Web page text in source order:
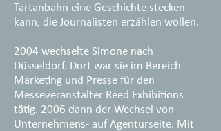
Tartanbahn eine Geschichte stecken
kann, die Journalisten erzählen wollen.
2004 wechselte Simone nach
Düsseldorf. Dort war sie im Bereich
Marketing und Presse für den
Messeveranstalter Reed Exhibitions
tätig. 2006 dann der Wechsel von
Unternehmens- auf Agenturseite. Mit